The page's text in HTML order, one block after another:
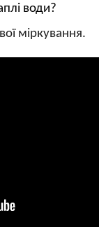
води?
міркування.